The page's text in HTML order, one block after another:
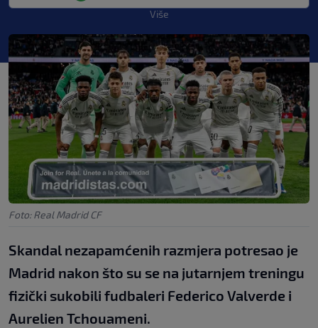
Više
Foto: Real Madrid CF
Skandal nezapamćenih razmjera potresao je
Madrid nakon što su se na jutarnjem treningu
fizički sukobili fudbaleri Federico Valverde i
Aurelien Tchouameni.